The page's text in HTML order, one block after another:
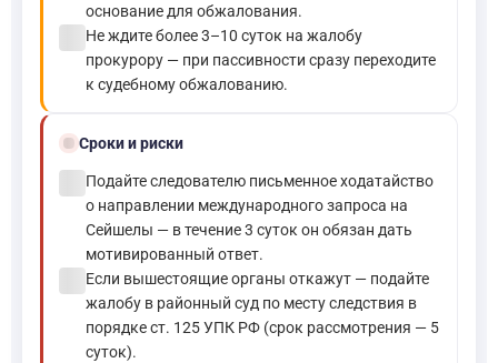
основание для обжалования.
Не ждите более 3–10 суток на жалобу
прокурору — при пассивности сразу переходите
к судебному обжалованию.
schedule Сроки и риски
Подайте следователю письменное ходатайство
о направлении международного запроса на
Сейшелы — в течение 3 суток он обязан дать
мотивированный ответ.
Если вышестоящие органы откажут — подайте
жалобу в районный суд по месту следствия в
порядке ст. 125 УПК РФ (срок рассмотрения — 5
суток).